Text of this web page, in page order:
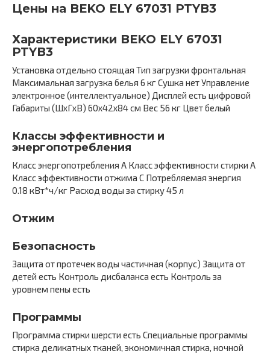
Цены на BEKO ELY 67031 PTYB3
Характеристики BEKO ELY 67031
PTYB3
Установка отдельно стоящая Тип загрузки фронтальная
Максимальная загрузка белья 6 кг Сушка нет Управление
электронное (интеллектуальное) Дисплей есть цифровой
Габариты (ШxГxВ) 60x42x84 см Вес 56 кг Цвет белый
Классы эффективности и
энергопотребления
Класс энергопотребления A Класс эффективности стирки A
Класс эффективности отжима C Потребляемая энергия
0.18 кВт*ч/кг Расход воды за стирку 45 л
Отжим
Безопасность
Защита от протечек воды частичная (корпус) Защита от
детей есть Контроль дисбаланса есть Контроль за
уровнем пены есть
Программы
Программа стирки шерсти есть Специальные программы
стирка деликатных тканей, экономичная стирка, ночной